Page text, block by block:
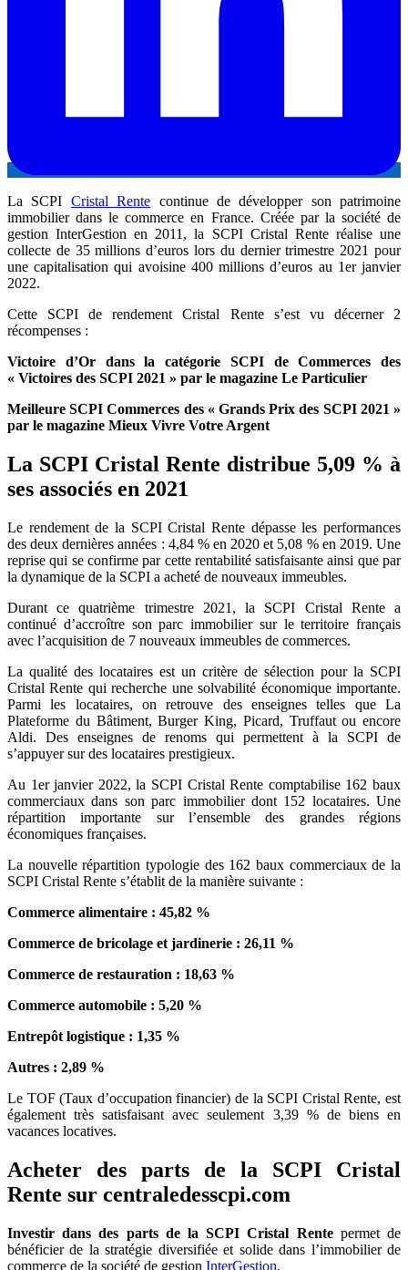
La SCPI Cristal Rente continue de développer son patrimoine
immobilier dans le commerce en France. Créée par la société de
gestion InterGestion en 2011, la SCPI Cristal Rente réalise une
collecte de 35 millions d’euros lors du dernier trimestre 2021 pour
une capitalisation qui avoisine 400 millions d’euros au 1er janvier
2022.
Cette SCPI de rendement Cristal Rente s’est vu décerner 2
récompenses :
Victoire d’Or dans la catégorie SCPI de Commerces des
« Victoires des SCPI 2021 » par le magazine Le Particulier
Meilleure SCPI Commerces des « Grands Prix des SCPI 2021 »
par le magazine Mieux Vivre Votre Argent
La SCPI Cristal Rente distribue 5,09 % à
ses associés en 2021
Le rendement de la SCPI Cristal Rente dépasse les performances
des deux dernières années : 4,84 % en 2020 et 5,08 % en 2019. Une
reprise qui se confirme par cette rentabilité satisfaisante ainsi que par
la dynamique de la SCPI a acheté de nouveaux immeubles.
Durant ce quatrième trimestre 2021, la SCPI Cristal Rente a
continué d’accroître son parc immobilier sur le territoire français
avec l’acquisition de 7 nouveaux immeubles de commerces.
La qualité des locataires est un critère de sélection pour la SCPI
Cristal Rente qui recherche une solvabilité économique importante.
Parmi les locataires, on retrouve des enseignes telles que La
Plateforme du Bâtiment, Burger King, Picard, Truffaut ou encore
Aldi. Des enseignes de renoms qui permettent à la SCPI de
s’appuyer sur des locataires prestigieux.
Au 1er janvier 2022, la SCPI Cristal Rente comptabilise 162 baux
commerciaux dans son parc immobilier dont 152 locataires. Une
répartition importante sur l’ensemble des grandes régions
économiques françaises.
La nouvelle répartition typologie des 162 baux commerciaux de la
SCPI Cristal Rente s’établit de la manière suivante :
Commerce alimentaire : 45,82 %
Commerce de bricolage et jardinerie : 26,11 %
Commerce de restauration : 18,63 %
Commerce automobile : 5,20 %
Entrepôt logistique : 1,35 %
Autres : 2,89 %
Le TOF (Taux d’occupation financier) de la SCPI Cristal Rente, est
également très satisfaisant avec seulement 3,39 % de biens en
vacances locatives.
Acheter des parts de la SCPI Cristal
Rente sur centraledesscpi.com
Investir dans des parts de la SCPI Cristal Rentepermet de
bénéficier de la stratégie diversifiée et solide dans l’immobilier de
commerce de la société de gestion InterGestion.